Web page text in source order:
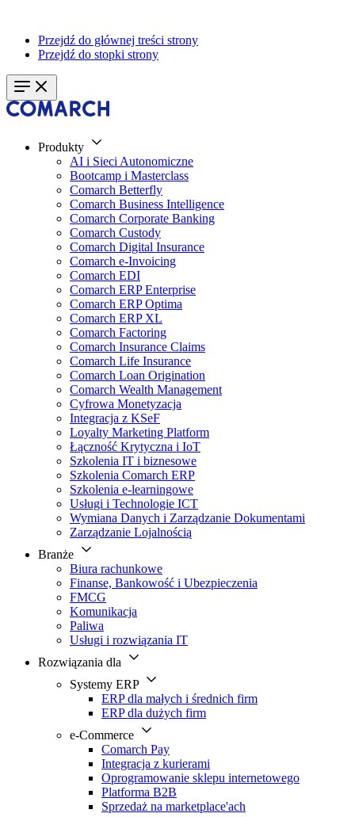
Przejdź do głównej treści strony
Przejdź do stopki strony
Produkty
AI i Sieci Autonomiczne
Bootcamp i Masterclass
Comarch Betterfly
Comarch Business Intelligence
Comarch Corporate Banking
Comarch Custody
Comarch Digital Insurance
Comarch e-Invoicing
Comarch EDI
Comarch ERP Enterprise
Comarch ERP Optima
Comarch ERP XL
Comarch Factoring
Comarch Insurance Claims
Comarch Life Insurance
Comarch Loan Origination
Comarch Wealth Management
Cyfrowa Monetyzacja
Integracja z KSeF
Loyalty Marketing Platform
Łączność Krytyczna i IoT
Szkolenia IT i biznesowe
Szkolenia Comarch ERP
Szkolenia e-learningowe
Usługi i Technologie ICT
Wymiana Danych i Zarządzanie Dokumentami
Zarządzanie Lojalnością
Branże
Biura rachunkowe
Finanse, Bankowość i Ubezpieczenia
FMCG
Komunikacja
Paliwa
Usługi i rozwiązania IT
Rozwiązania dla
Systemy ERP
ERP dla małych i średnich firm
ERP dla dużych firm
e-Commerce
Comarch Pay
Integracja z kurierami
Oprogramowanie sklepu internetowego
Platforma B2B
Sprzedaż na marketplace'ach